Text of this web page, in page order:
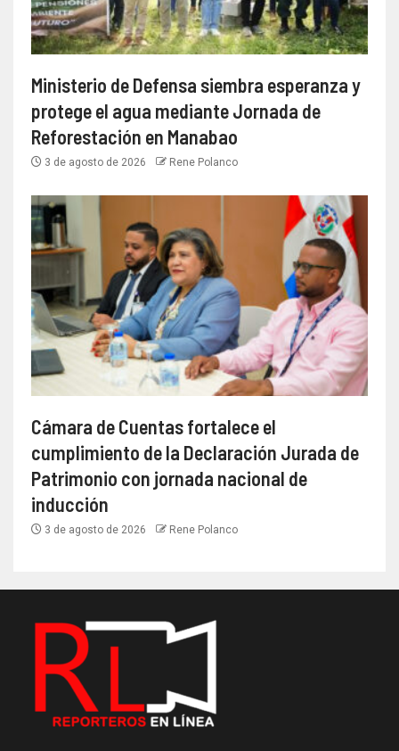
Ministerio de Defensa siembra esperanza y
protege el agua mediante Jornada de
Reforestación en Manabao
3 de agosto de 2026 Rene Polanco
Cámara de Cuentas fortalece el
cumplimiento de la Declaración Jurada de
Patrimonio con jornada nacional de
inducción
3 de agosto de 2026 Rene Polanco